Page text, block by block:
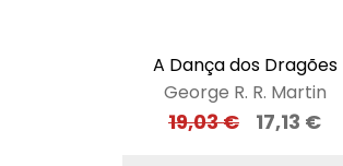
A Dança dos Dragões
George R. R. Martin
19,03€ 17,13 €